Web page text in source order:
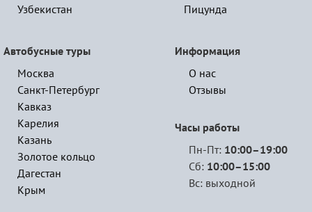
Узбекистан
Пицунда
Автобусные туры
Москва
Санкт-Петербург
Кавказ
Карелия
Казань
Золотое кольцо
Дагестан
Крым
Информация
О нас
Отзывы
Часы работы
Пн-Пт: 10:00–19:00
Сб: 10:00–15:00
Вс: выходной